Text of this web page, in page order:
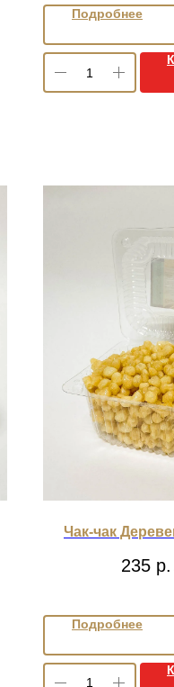
Подробнее
Чак-чак
235 р.
Подробнее